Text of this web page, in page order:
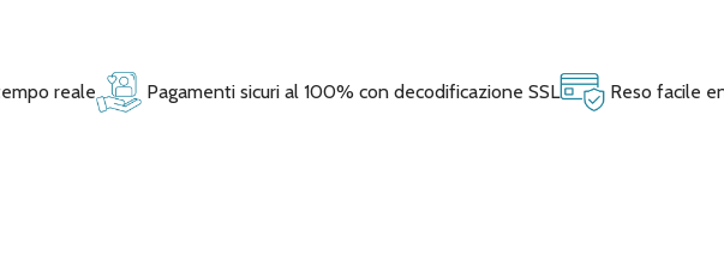
reale Pagamenti sicuri al 100% con decodificazione SSL Reso facile